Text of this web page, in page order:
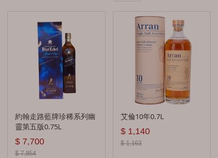
艾沙貝 Ailsa Bay
雅墨 Aultmore
拉特瑞 A.D.Rattray
亞伯樂 Aberlour
艾倫 Arran
艾柏迪 Aberfeldy
約翰走路藍牌珍稀系列幽
靈第五版0.75L
$ 7,700
$ 7,854
艾倫10年0.7L
$ 1,140
$ 1,163